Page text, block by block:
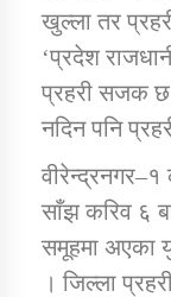
तातोपानी गाउँपालिका
तातोपानी गाउँपालिका
खुल्ला तर
‘प्रदेश
प्रहरी सजक छ
नदिन पनि
वीरेन्द्रनगर–१
साँझ करिव ६
समूहमा अएका
। जिल्ला